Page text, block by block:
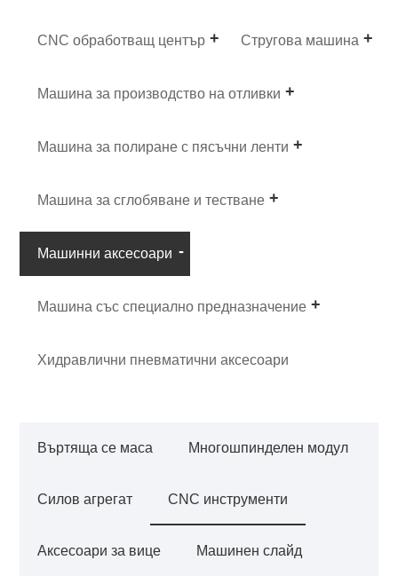
CNC обработващ център Стругова машина
Машина за производство на отливки
Машина за полиране с пясъчни ленти
Машина за сглобяване и тестване
Машинни аксесоари
Машина със специално предназначение
Хидравлични пневматични аксесоари
Въртяща се маса Многошпинделен модул
Силов агрегат CNC инструменти
Аксесоари за вице Машинен слайд